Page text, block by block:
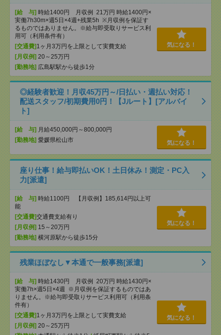
[給 与] 時給1400円 月収例 21万円 時給1400円×
実働7h30m×週5日×4週+残業5h ※月収例を保証す
るものではありません。※給与即受取りサービス利
用可（利用条件有）
[交通費]1ヶ月3万円を上限として実費支給
[月収例] 20～25万円
[勤務地] 広島駅駅から徒歩1分
気になる！
◎経験者歓迎！月収45万円～/日払い・週払い対応！
配送スタッフ/初期費用0円！【Jルート】[アルバイ
ト]
[給 与] 月給450,000円～800,000円
[勤務地] 愛媛県松山市 気になる！
座り仕事！給与即払いOK！土日休み！測定・PC入
力[派遣]
[給 与] 時給1100円 【月収例】185,614円以上可
能
[交通費]交通費支給有り
[月収例] 15～20万円
[勤務地] 横河原駅から徒歩15分
気になる！
残業ほぼなし▼本通で一般事務[派遣]
[給 与] 時給1430円 月収例 20万円 時給1430円×
実働7h×週5日×4週 ※月収例を保証するものではあ
りません。※給与即受取りサービス利用可（利用条
件有）
[交通費]1ヶ月3万円を上限として実費支給
[月収例] 20～25万円
気になる！